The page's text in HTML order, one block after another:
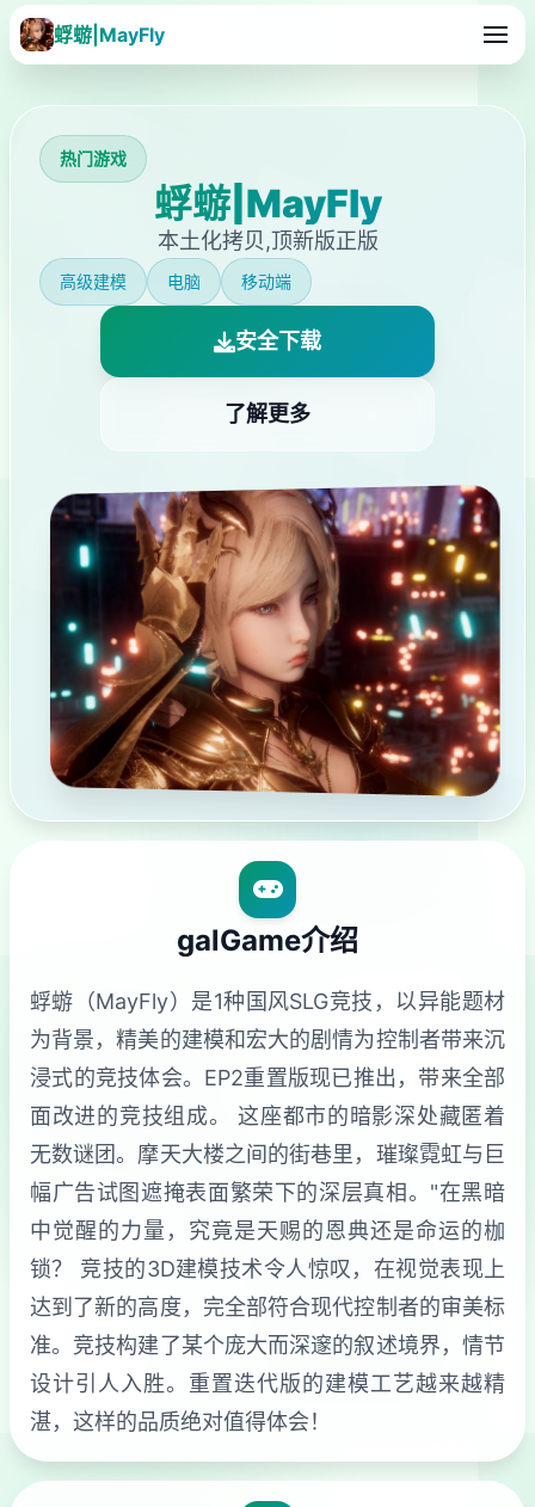
蜉蝣|MayFly
热门游戏
蜉蝣|MayFly
本土化拷贝,顶新版正版
高级建模 电脑 移动端
安全下载
了解更多
galGame介绍
蜉蝣（MayFly）是1种国风SLG竞技，以异能题材
为背景，精美的建模和宏大的剧情为控制者带来沉
浸式的竞技体会。EP2重置版现已推出，带来全部
面改进的竞技组成。 这座都市的暗影深处藏匿着
无数谜团。摩天大楼之间的街巷里，璀璨霓虹与巨
幅广告试图遮掩表面繁荣下的深层真相。"在黑暗
中觉醒的力量，究竟是天赐的恩典还是命运的枷
锁？ 竞技的3D建模技术令人惊叹，在视觉表现上
达到了新的高度，完全部符合现代控制者的审美标
准。竞技构建了某个庞大而深邃的叙述境界，情节
设计引人入胜。重置迭代版的建模工艺越来越精
湛，这样的品质绝对值得体会！